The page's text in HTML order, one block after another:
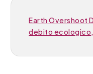
Earth Overshoot
debito ecologico,